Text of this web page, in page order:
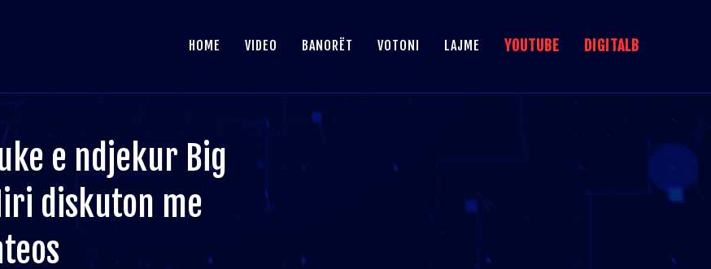
HOME VIDEO BANORËT VOTONI LAJME YOUTUBE DIGITALB
e ndjekur Big
diskuton me